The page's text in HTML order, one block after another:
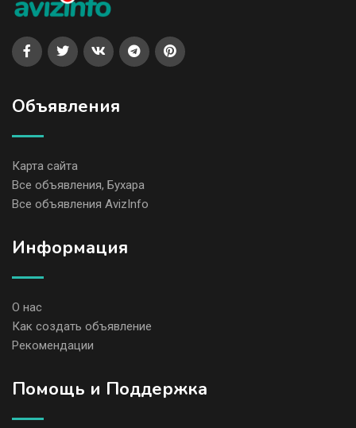
Объявления
Карта сайта
Все объявления, Бухара
Все объявления AvizInfo
Информация
О нас
Как создать объявление
Рекомендации
Помощь и Поддержка